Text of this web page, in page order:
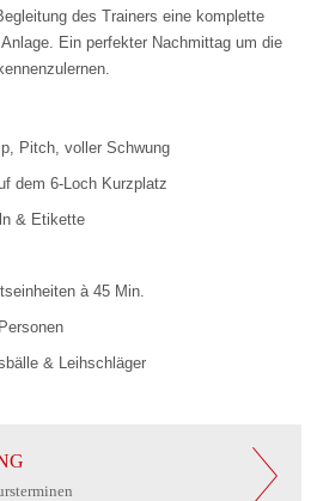
des Trainers eine komplette
Ein perfekter Nachmittag um die
Pitch, voller Schwung
dem 6-Loch Kurzplatz
& Etikette
à 45 Min.
& Leihschläger